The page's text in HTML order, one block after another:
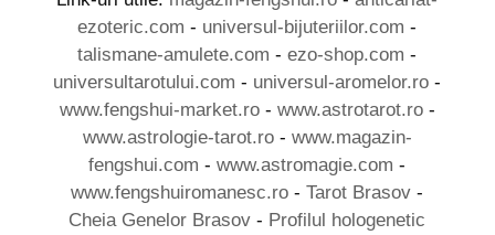
ezoteric.com - universul-bijuteriilor.com -
talismane-amulete.com -ezo-shop.com -
universultarotului.com - universul-aromelor.ro -
www.fengshui-market.ro- www.astrotarot.ro-
www.astrologie-tarot.ro- www.magazin-
fengshui.com -www.astromagie.com -
www.fengshuiromanesc.ro -Tarot Brasov -
Cheia Genelor Brasov - Profilul hologenetic